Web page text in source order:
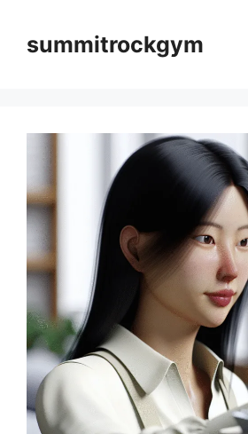
summitrockgym